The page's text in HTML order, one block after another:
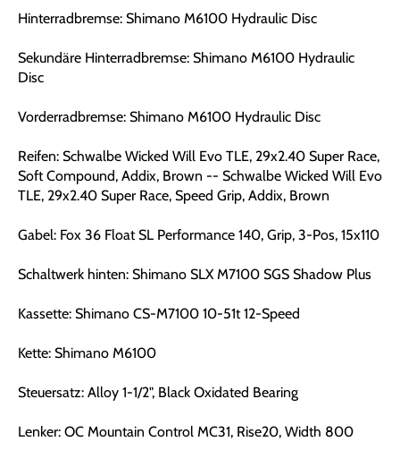
Hinterradbremse: Shimano M6100 Hydraulic Disc
Sekundäre Hinterradbremse: Shimano M6100 Hydraulic
Disc
Vorderradbremse: Shimano M6100 Hydraulic Disc
Reifen: Schwalbe Wicked Will Evo TLE, 29x2.40 Super Race,
Soft Compound, Addix, Brown -- Schwalbe Wicked Will Evo
TLE, 29x2.40 Super Race, Speed Grip, Addix, Brown
Gabel: Fox 36 Float SL Performance 140, Grip, 3-Pos, 15x110
Schaltwerk hinten: Shimano SLX M7100 SGS Shadow Plus
Kassette: Shimano CS-M7100 10-51t 12-Speed
Kette: Shimano M6100
Steuersatz: Alloy 1-1/2", Black Oxidated Bearing
Lenker: OC Mountain Control MC31, Rise20, Width 800